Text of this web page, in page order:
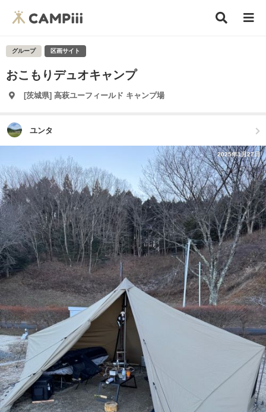
グループ 区画サイト
おこもりデュオキャンプ
[茨城県] 高萩ユーフィールド キャンプ場
ユンタ
2025年1月27日